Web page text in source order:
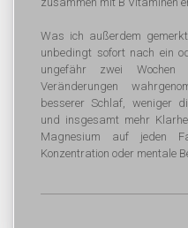
Was ich außerdem
unbedingt sofort nach ein
ungefähr zwei
Veränderungen
besserer Schlaf, weniger
und insgesamt mehr
Magnesium auf jeden
Konzentration oder mentale